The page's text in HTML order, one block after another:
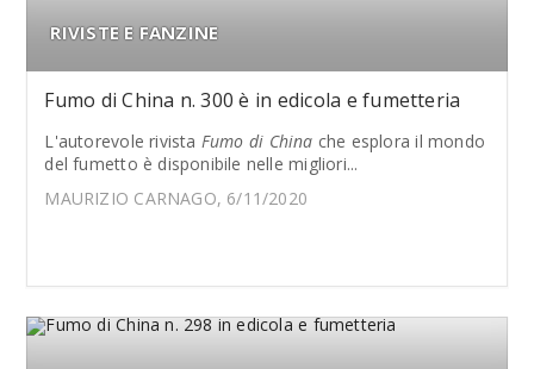
RIVISTE E FANZINE
Fumo di China n. 300 è in edicola e fumetteria
L'autorevole rivista Fumo di China che esplora il mondo
del fumetto è disponibile nelle migliori...
MAURIZIO CARNAGO, 6/11/2020